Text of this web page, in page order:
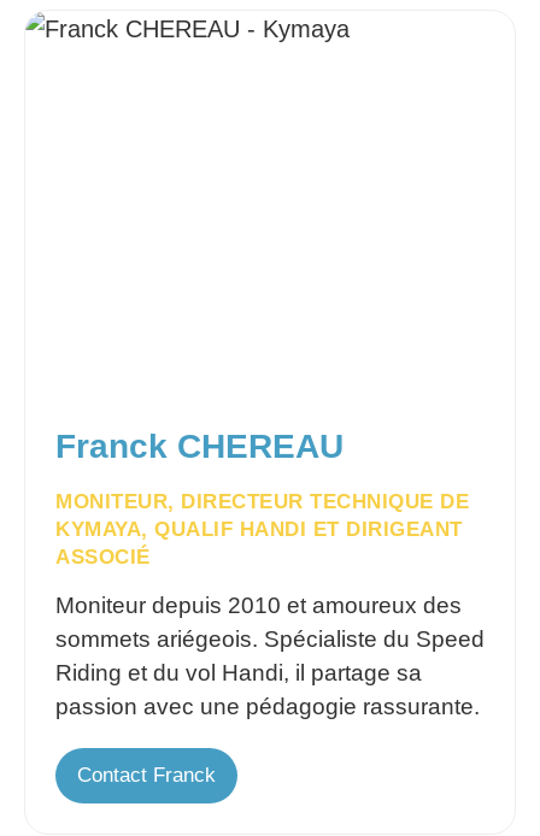
Franck CHEREAU
MONITEUR, DIRECTEUR TECHNIQUE DE
KYMAYA, QUALIF HANDI ET DIRIGEANT
ASSOCIÉ
Moniteur depuis 2010 et amoureux des
sommets ariégeois. Spécialiste du Speed
Riding et du vol Handi, il partage sa
passion avec une pédagogie rassurante.
Contact Franck